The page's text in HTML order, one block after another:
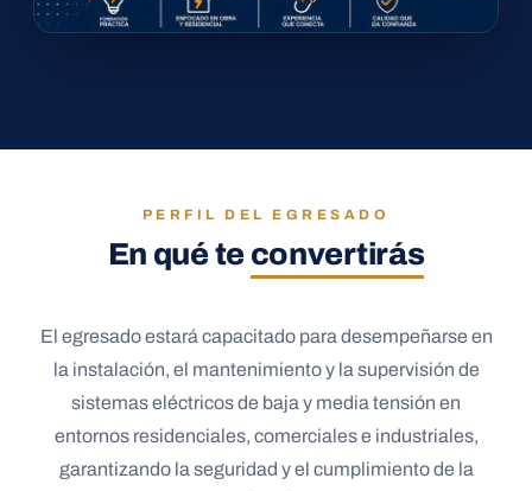
PERFIL DEL EGRESADO
En qué te convertirás
El egresado estará capacitado para desempeñarse en
la instalación, el mantenimiento y la supervisión de
sistemas eléctricos de baja y media tensión en
entornos residenciales, comerciales e industriales,
garantizando la seguridad y el cumplimiento de la